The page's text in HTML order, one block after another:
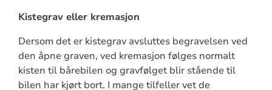
Kistegrav eller kremasjon
Dersom det er kistegrav avsluttes begravelsen ved
den åpne graven, ved kremasjon følges normalt
kisten til bårebilen og gravfølget blir stående til
bilen har kjørt bort. I mange tilfeller vet de